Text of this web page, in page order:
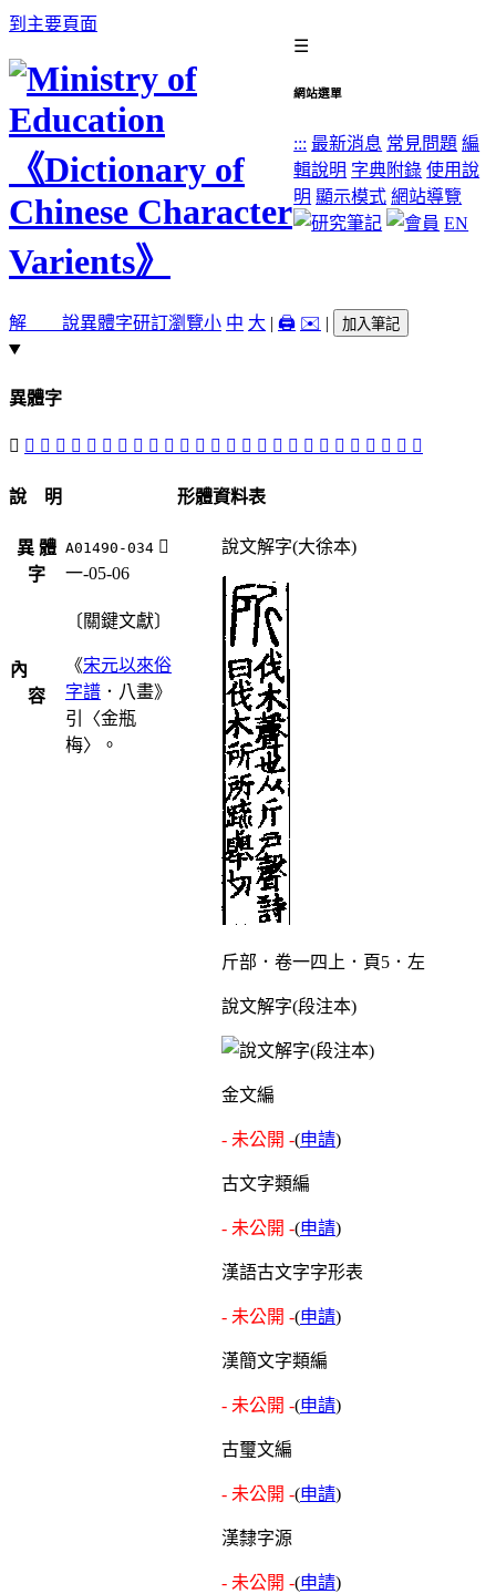
到主要頁面
☰
網站選單
::: 最新消息 常見問題 編
輯說明 字典附錄 使用說
明 顯示模式 網站導覽
EN
解 說異體字研訂瀏覽小 中 大 | 🖨️ ✉️ | 加入筆記
異體字
󲌘 󲌆 󲌔 𠩄 󲌏 󲌖 󲌙 󲌉 󲌎 󲌛 󲌕 󲌗 󲌊 󲌑 󲌅 󲌋 󲌜 󲌈 󲌓 󲌒 󲌍 󲌌 󲌚 𢨷 󲌐 󲌇 𢩇
說 明
異 體
字
A01490-034 󲌘
一-05-06
內
容
〔關鍵文獻〕
《宋元以來俗
字譜 ．八畫》
引〈金瓶
梅〉。
形體資料表
說文解字(大徐本)
斤部．卷一四上．頁5．左
說文解字(段注本)
金文編
- 未公開 -(申請)
古文字類編
- 未公開 -(申請)
漢語古文字字形表
- 未公開 -(申請)
漢簡文字類編
- 未公開 -(申請)
古璽文編
- 未公開 -(申請)
漢隸字源
- 未公開 -(申請)